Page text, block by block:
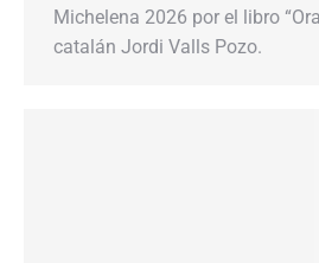
Michelena 2026 por el libro
catalán Jordi Valls Pozo.